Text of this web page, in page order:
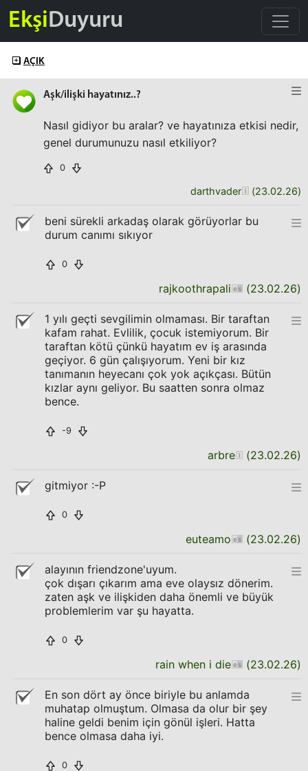
EkşiDuyuru
AÇIK
Aşk/ilişki hayatınız..?
Nasıl gidiyor bu aralar? ve hayatınıza etkisi nedir,
genel durumunuzu nasıl etkiliyor?
0
darthvader (23.02.26)
beni sürekli arkadaş olarak görüyorlar bu
durum canımı sıkıyor
0
rajkoothrapali (23.02.26)
1 yılı geçti sevgilimin olmaması. Bir taraftan
kafam rahat. Evlilik, çocuk istemiyorum. Bir
taraftan kötü çünkü hayatım ev iş arasında
geçiyor. 6 gün çalışıyorum. Yeni bir kız
tanımanın heyecanı çok yok açıkçası. Bütün
kızlar aynı geliyor. Bu saatten sonra olmaz
bence.
-9
arbre (23.02.26)
gitmiyor :-P
0
euteamo (23.02.26)
alayının friendzone'uyum.
çok dışarı çıkarım ama eve olaysız dönerim.
zaten aşk ve ilişkiden daha önemli ve büyük
problemlerim var şu hayatta.
0
rain when i die (23.02.26)
En son dört ay önce biriyle bu anlamda
muhatap olmuştum. Olmasa da olur bir şey
haline geldi benim için gönül işleri. Hatta
bence olmasa daha iyi.
0